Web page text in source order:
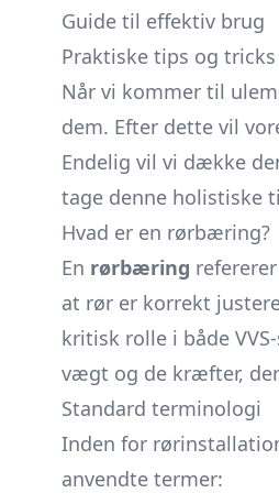
Guide til effektiv brug
Praktiske tips og tricks
Når vi kommer til
dem. Efter dette vil
Endelig vil vi dække
tage denne holistiske
Hvad er en rørbæring?
En rørbæring
at rør er korrekt
kritisk rolle i både
vægt og de kræfter,
Standard terminologi
Inden for
anvendte termer: